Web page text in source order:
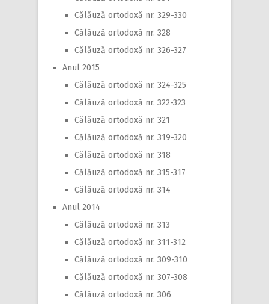
Călăuză ortodoxă nr. 329-330
Călăuză ortodoxă nr. 328
Călăuză ortodoxă nr. 326-327
Anul 2015
Călăuză ortodoxă nr. 324-325
Călăuză ortodoxă nr. 322-323
Călăuză ortodoxă nr. 321
Călăuză ortodoxă nr. 319-320
Călăuză ortodoxă nr. 318
Călăuză ortodoxă nr. 315-317
Călăuză ortodoxă nr. 314
Anul 2014
Călăuză ortodoxă nr. 313
Călăuză ortodoxă nr. 311-312
Călăuză ortodoxă nr. 309-310
Călăuză ortodoxă nr. 307-308
Călăuză ortodoxă nr. 306